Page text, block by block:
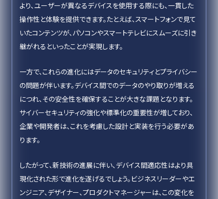
より、ユーザーが異なるデバイスを使用する際にも、一貫した
操作性と体験を提供できます。たとえば、スマートフォンで見て
いたコンテンツが、パソコンやスマートテレビにスムーズに引き
継がれるといったことが実現します。
一方で、これらの進化にはデータのセキュリティとプライバシー
の問題が伴います。デバイス間でのデータのやり取りが増える
につれ、その安全性を確保することが大きな課題となります。
サイバーセキュリティの強化や標準化の重要性が増しており、
企業や開発者は、これを考慮した設計と実装を行う必要があ
ります。
したがって、新技術の進展に伴い、デバイス間適応性はより具
現化された形で進化を遂げるでしょう。ビジネスリーダーやエ
ンジニア、デザイナー、プロダクトマネージャーは、この変化を